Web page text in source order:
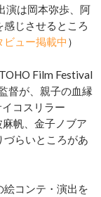
演は岡本弥歩、阿
じさせるところ
ビュー掲載中 ）
Film Festival
督が、親子の血縁
コスリラー
帆、金子ノブア
らいところがあ
コンテ・演出を